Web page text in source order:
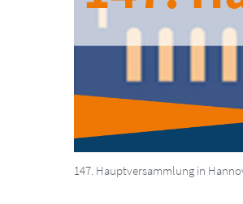
147. Hauptversammlung in